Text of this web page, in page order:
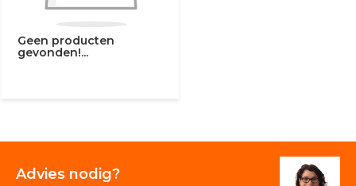
Geen producten
gevonden!...
Advies nodig?